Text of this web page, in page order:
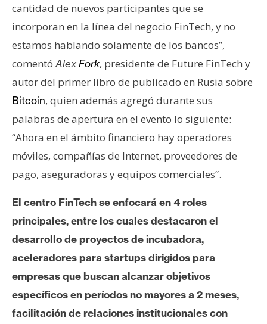
A
n
á
l
i
s
i
s
N
o
a
s
d
P
r
e
n
cantidad de nuevos participantes que se
incorporan en la línea del negocio FinTech, y no
estamos hablando solamente de los bancos”,
comentó AlexFork, presidente de Future FinTech y
autor del primer libro de publicado en Rusia sobre
Bitcoin, quien además agregó durante sus
palabras de apertura en el evento lo siguiente:
“Ahora en el ámbito financiero hay operadores
móviles, compañías de Internet, proveedores de
pago, aseguradoras y equipos comerciales”.
El centro FinTech se enfocará en 4 roles
principales, entre los cuales destacaron el
desarrollo de proyectos de incubadora,
aceleradores para startups dirigidos para
empresas que buscan alcanzar objetivos
específicos en períodos no mayores a 2 meses,
facilitación de relaciones institucionales con